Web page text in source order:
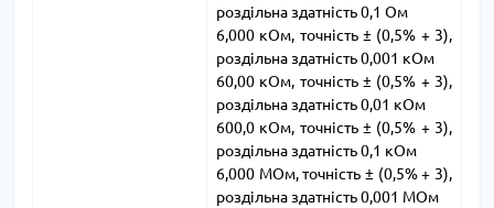
роздільна здатність 0,1 Ом
6,000 кОм, точність ± (0,5% + 3),
роздільна здатність 0,001 кОм
60,00 кОм, точність ± (0,5% + 3),
роздільна здатність 0,01 кОм
600,0 кОм, точність ± (0,5% + 3),
роздільна здатність 0,1 кОм
6,000 МОм, точність ± (0,5% + 3),
роздільна здатність 0,001 МОм